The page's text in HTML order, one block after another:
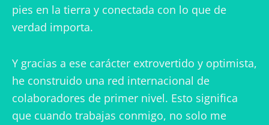
pies en la tierra y conectada con lo que de
verdad importa.
Y gracias a ese carácter extrovertido y optimista,
he construido una red internacional de
colaboradores de primer nivel. Esto significa
que cuando trabajas conmigo, no solo me